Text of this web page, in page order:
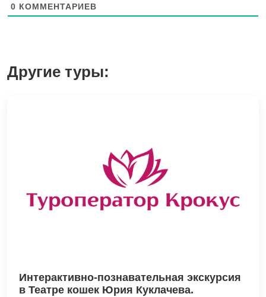
0 КОММЕНТАРИЕВ
Другие туры:
Интерактивно-познавательная экскурсия
в Театре кошек Юрия Куклачева.